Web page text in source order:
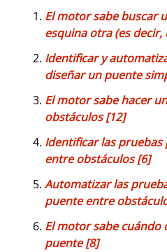
El motor sabe buscar
esquina otra (es decir,
Identificar y
diseñar un puente
El motor sabe hacer
obstáculos [12]
Identificar las
entre obstáculos [6]
Automatizar las
puente entre
El motor sabe
puente [8]